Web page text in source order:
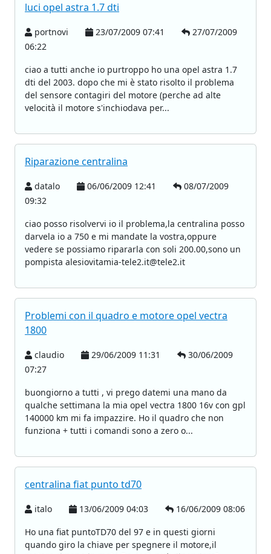
luci opel astra 1.7 dti
portnovi 23/07/2009 07:41
27/07/2009
06:22
ciao a tutti anche io purtroppo ho una opel astra 1.7
dti del 2003. dopo che mi è stato risolto il problema
del sensore contagiri del motore (perche ad alte
velocità il motore s'inchiodava per...
Riparazione centralina
datalo 06/06/2009 12:41
08/07/2009
09:32
ciao posso risolvervi io il problema,la centralina posso
darvela io a 750 e mi mandate la vostra,oppure
vedere se possiamo ripararla con soli 200.00,sono un
pompista alesiovitamia-tele2.it@tele2.it
Problemi con il quadro e motore opel vectra
1800
claudio 29/06/2009 11:31
30/06/2009
07:27
buongiorno a tutti , vi prego datemi una mano da
qualche settimana la mia opel vectra 1800 16v con gpl
140000 km mi fa impazzire. Ho il quadro che non
funziona + tutti i comandi sono a zero o...
centralina fiat punto td70
italo 13/06/2009 04:03
16/06/2009 08:06
Ho una fiat puntoTD70 del 97 e in questi giorni
quando giro la chiave per spegnere il motore,il